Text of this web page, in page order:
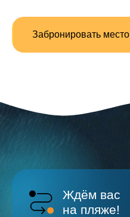
Забронировать место
Ждём вас
на пляже!